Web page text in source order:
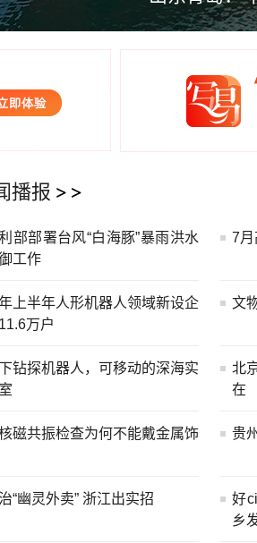
员名单 秘鲁与墨西哥恢复外
播报
部部署台风“白海豚”暴雨洪水
工作
7月
上半年人形机器人领域新设企
万户
文
钻探机器人，可移动的深海实
北
在
磁共振检查为何不能戴金属饰
贵
“幽灵外卖” 浙江出实招
好
乡